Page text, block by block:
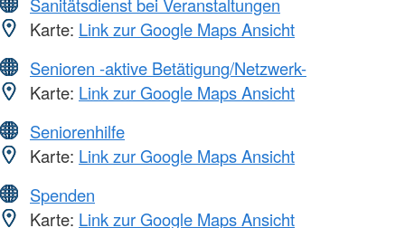
Karte: Link zur Google Maps Ansicht
Senioren -aktive Betätigung/Netzwerk-
Karte: Link zur Google Maps Ansicht
Seniorenhilfe
Karte: Link zur Google Maps Ansicht
Spenden
Karte: Link zur Google Maps Ansicht